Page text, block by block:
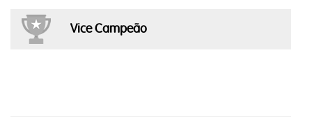
Vice Campeão